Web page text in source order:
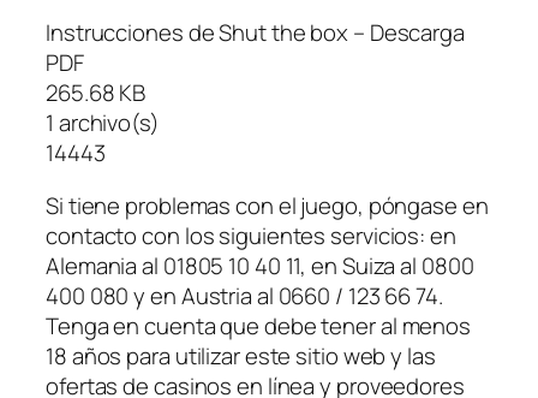
Instrucciones de Shut the box – Descarga
PDF
265.68 KB
1 archivo(s)
14443
Si tiene problemas con el juego, póngase en
contacto con los siguientes servicios: en
Alemania al 01805 10 40 11, en Suiza al 0800
400 080 y en Austria al 0660 / 123 66 74.
Tenga en cuenta que debe tener al menos
18 años para utilizar este sitio web y las
ofertas de casinos en línea y proveedores